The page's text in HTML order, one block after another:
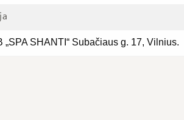
„SPA SHANTI“ Subačiaus g. 17, Vilnius.